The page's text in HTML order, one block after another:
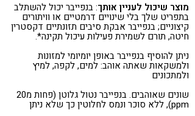
מוצר שיכול לעניין אותך: בנפייבר יכול להשתלב
בתפריט שלך בלי שינויים דרמטיים או וויתורים
קיצוניים; בנפייבר אבקת סיבים תזונתיים דקסטרין
חיטה, תורם לשמירת פעילות עיכול תקינה*.
ניתן להוסיף בנפייבר באופן יומיומי למזונות
ולמשקאות שאתה אוהב: למים, לקפה, למיץ
ולמתכונים
שונים שאוהבים. בנפייבר נטול גלוטן (פחות מ20
ppm), ללא סוכר ונמס לחלוטין כך שלא ניתן